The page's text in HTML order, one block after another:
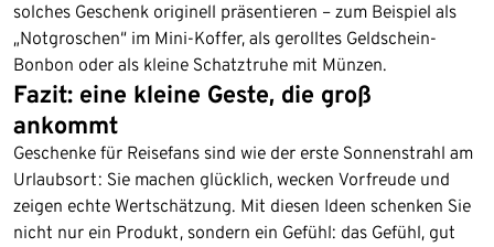
solches Geschenk originell präsentieren – zum Beispiel als
„Notgroschen“ im Mini-Koffer, als gerolltes Geldschein-
Bonbon oder als kleine Schatztruhe mit Münzen.
Fazit: eine kleine Geste, die groß
ankommt
Geschenke für Reisefans sind wie der erste Sonnenstrahl am
Urlaubsort: Sie machen glücklich, wecken Vorfreude und
zeigen echte Wertschätzung. Mit diesen Ideen schenken Sie
nicht nur ein Produkt, sondern ein Gefühl: das Gefühl, gut